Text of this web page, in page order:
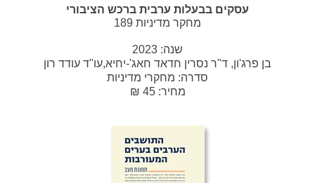
עסקים בבעלות ערבית ברכש הציבורי
מחקר מדיניות 189
שנה: 2023
בן פרג'ון, ד"ר נסרין חדאד חאג'-יחיא,עו"ד עודד רון
סדרה: מחקרי מדיניות
מחיר: 45 ₪